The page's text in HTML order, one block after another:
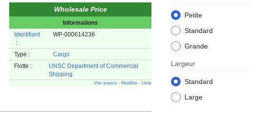
Petite
Standard
Grande
Largeur
Standard
Large
Wholesale Price
Informations
Identifiant
:
WP-000614236
Type :
Cargo
Flotte :
UNSC Department of Commercial
Shipping
Voir source - Modifier - Liste